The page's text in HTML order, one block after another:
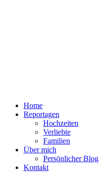
Home
Reportagen
Hochzeiten
Verliebte
Familien
Über mich
Persönlicher Blog
Kontakt